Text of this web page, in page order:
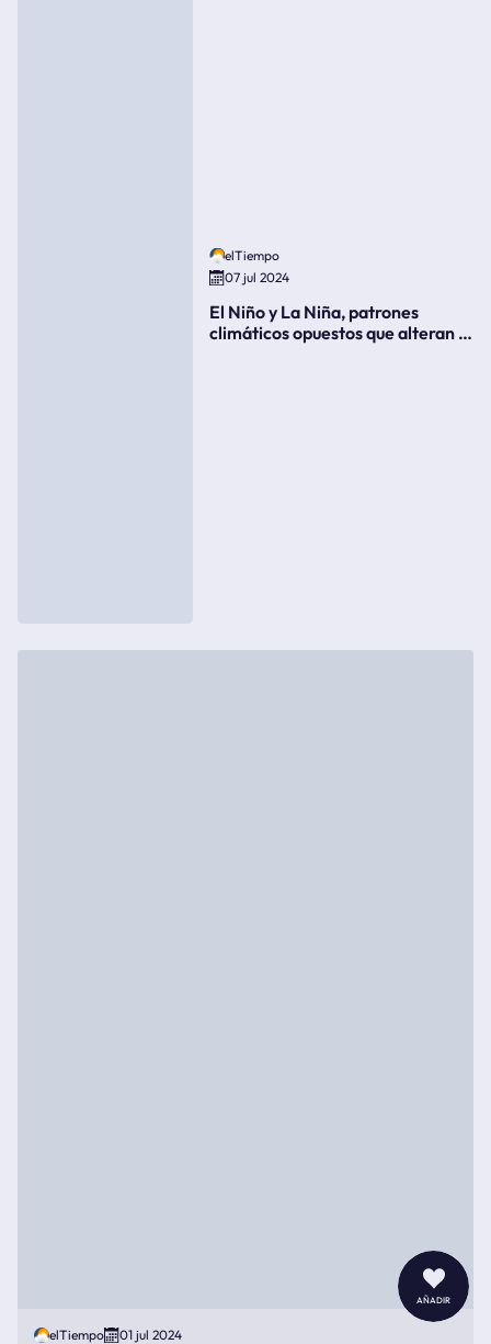
añadir
elTiempo
07 jul 2024
El Niño y La Niña, patrones
climáticos opuestos que alteran la
elTiempo 01 jul 2024